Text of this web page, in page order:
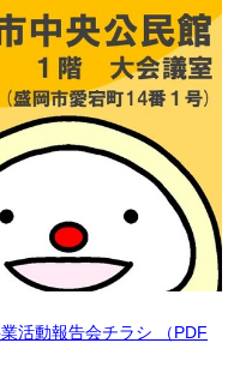
活動報告会チラシ （PDF